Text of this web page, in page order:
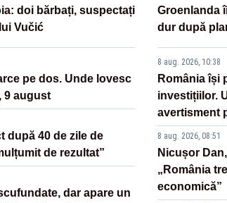
doi bărbați, suspectați
Vučić
pe dos. Unde lovesc
9 august
după 40 de zile de
de rezultat”
dar apare un
Groenlanda
dur după
8 aug. 2026, 10:38
România își
investițiilor.
avertisment
8 aug. 2026, 08:51
Nicușor
„România
economică”